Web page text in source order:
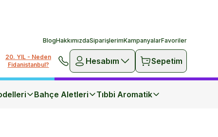
BlogHakkımızdaSiparişlerimKampanyalarFavoriler
20. YIL - Neden
Fidanistanbul?
Hesabım Sepetim
Bahçe Aletleri Tıbbi Aromatik